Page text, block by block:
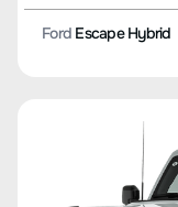
Ford Escape Hybrid